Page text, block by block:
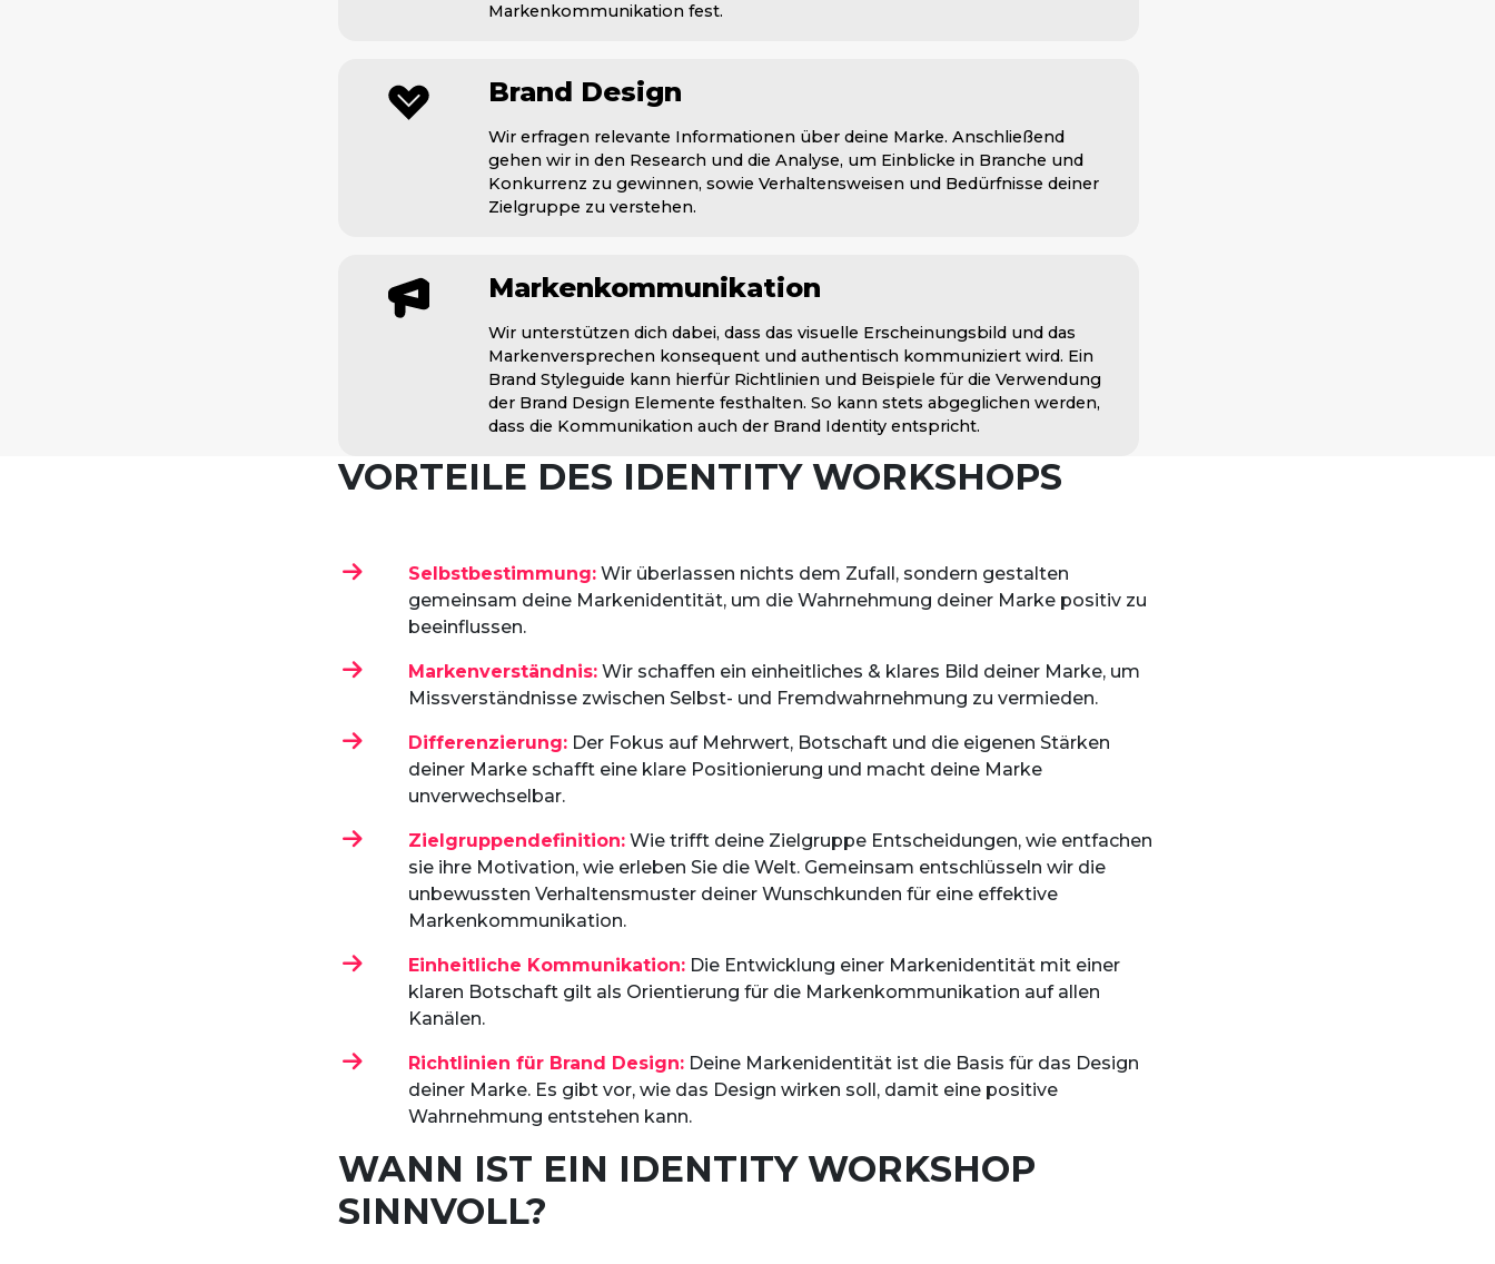
Markenkommunikation fest.
Brand Design
Wir erfragen relevante Informationen über deine Marke. Anschließend
gehen wir in den Research und die Analyse, um Einblicke in Branche und
Konkurrenz zu gewinnen, sowie Verhaltensweisen und Bedürfnisse deiner
Zielgruppe zu verstehen.
Markenkommunikation
Wir unterstützen dich dabei, dass das visuelle Erscheinungsbild und das
Markenversprechen konsequent und authentisch kommuniziert wird. Ein
Brand Styleguide kann hierfür Richtlinien und Beispiele für die Verwendung
der Brand Design Elemente festhalten. So kann stets abgeglichen werden,
dass die Kommunikation auch der Brand Identity entspricht.
VORTEILE DES IDENTITY WORKSHOPS
Selbstbestimmung: Wir überlassen nichts dem Zufall, sondern gestalten
gemeinsam deine Markenidentität, um die Wahrnehmung deiner Marke positiv zu
beeinflussen.
Markenverständnis: Wir schaffen ein einheitliches & klares Bild deiner Marke, um
Missverständnisse zwischen Selbst- und Fremdwahrnehmung zu vermieden.
Differenzierung: Der Fokus auf Mehrwert, Botschaft und die eigenen Stärken
deiner Marke schafft eine klare Positionierung und macht deine Marke
unverwechselbar.
Zielgruppendefinition: Wie trifft deine Zielgruppe Entscheidungen, wie entfachen
sie ihre Motivation, wie erleben Sie die Welt. Gemeinsam entschlüsseln wir die
unbewussten Verhaltensmuster deiner Wunschkunden für eine effektive
Markenkommunikation.
Einheitliche Kommunikation: Die Entwicklung einer Markenidentität mit einer
klaren Botschaft gilt als Orientierung für die Markenkommunikation auf allen
Kanälen.
Richtlinien für Brand Design: Deine Markenidentität ist die Basis für das Design
deiner Marke. Es gibt vor, wie das Design wirken soll, damit eine positive
Wahrnehmung entstehen kann.
WANN IST EIN IDENTITY WORKSHOP
SINNVOLL?